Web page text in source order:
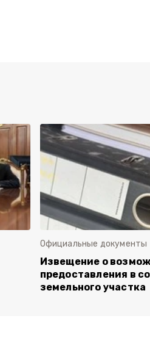
Официальные документы
Извещение о
предоставления в
земельного участка